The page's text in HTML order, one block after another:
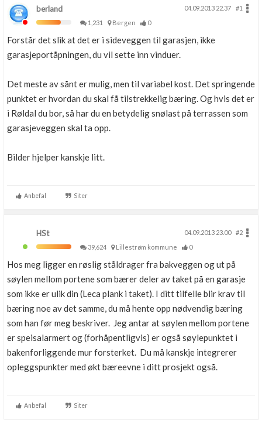
berland 04.09.2013 22.37
#1
1,231
Bergen 0
Forstår det slik at det er i sideveggen til garasjen, ikke
garasjeportåpningen, du vil sette inn vinduer.
Det meste av sånt er mulig, men til variabel kost. Det springende
punktet er hvordan du skal få tilstrekkelig bæring. Og hvis det er
i Røldal du bor, så har du en betydelig snølast på terrassen som
garasjeveggen skal ta opp.
Bilder hjelper kanskje litt.
Anbefal Siter
HSt 04.09.2013 23.00
#2
39,624
Lillestrøm kommune 0
Hos meg ligger en røslig ståldrager fra bakveggen og ut på
søylen mellom portene som bærer deler av taket på en garasje
som ikke er ulik din (Leca plank i taket). I ditt tilfelle blir krav til
bæring noe av det samme, du må hente opp nødvendig bæring
som han før meg beskriver. Jeg antar at søylen mellom portene
er speisalarmert og (forhåpentligvis) er også søylepunktet i
bakenforliggende mur forsterket. Du må kanskje integrerer
opleggspunkter med økt bæreevne i ditt prosjekt også.
Anbefal Siter